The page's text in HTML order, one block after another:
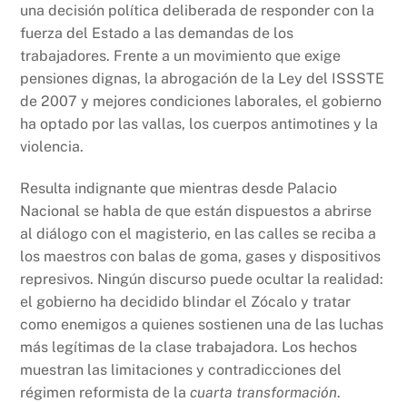
una decisión política deliberada de responder con la
fuerza del Estado a las demandas de los
trabajadores. Frente a un movimiento que exige
pensiones dignas, la abrogación de la Ley del ISSSTE
de 2007 y mejores condiciones laborales, el gobierno
ha optado por las vallas, los cuerpos antimotines y la
violencia.
Resulta indignante que mientras desde Palacio
Nacional se habla de que están dispuestos a abrirse
al diálogo con el magisterio, en las calles se reciba a
los maestros con balas de goma, gases y dispositivos
represivos. Ningún discurso puede ocultar la realidad:
el gobierno ha decidido blindar el Zócalo y tratar
como enemigos a quienes sostienen una de las luchas
más legítimas de la clase trabajadora. Los hechos
muestran las limitaciones y contradicciones del
régimen reformista de lacuarta transformación.